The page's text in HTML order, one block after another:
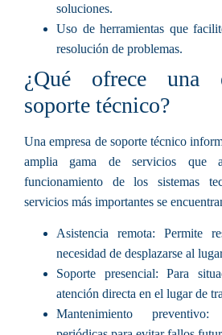
soluciones.
Uso de herramientas que
resolución de problemas.
¿Qué ofrece una
soporte técnico?
Una empresa de soporte técnico
amplia gama de servicios que
funcionamiento de los sistemas
servicios más importantes se
Asistencia remota: Permite
necesidad de desplazarse al
Soporte presencial: Para
atención directa en el lugar de
Mantenimiento preventivo: